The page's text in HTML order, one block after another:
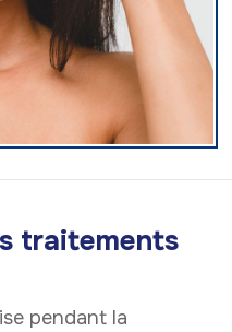
traitements
pendant la